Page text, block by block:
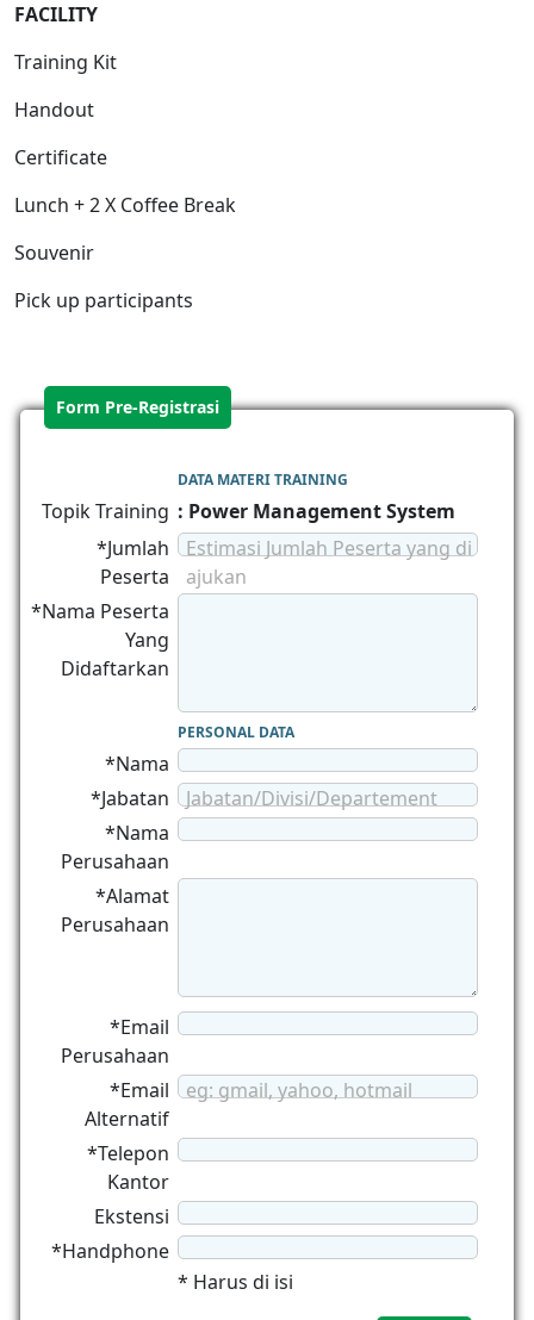
FACILITY
Training Kit
Handout
Certificate
Lunch + 2 X Coffee Break
Souvenir
Pick up participants
Form Pre-Registrasi
DATA MATERI TRAINING
Topik Training : Power Management System
*Jumlah
Peserta
Estimasi Jumlah Peserta yang di
ajukan
*Nama Peserta
Yang
Didaftarkan
PERSONAL DATA
*Nama
*Jabatan
Jabatan/Divisi/Departement
*Nama
Perusahaan
*Alamat
Perusahaan
*Email
Perusahaan
*Email
Alternatif
eg: gmail, yahoo, hotmail
*Telepon
Kantor
Ekstensi
*Handphone
* Harus di isi